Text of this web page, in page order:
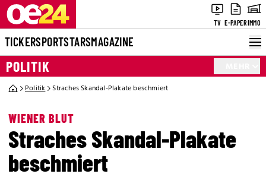
TV E-PAPERIMMO
TICKERSPORTSTARSMAGAZINE
POLITIK
Politik Straches Skandal-Plakate beschmiert
WIENER BLUT
Straches Skandal-Plakate
beschmiert